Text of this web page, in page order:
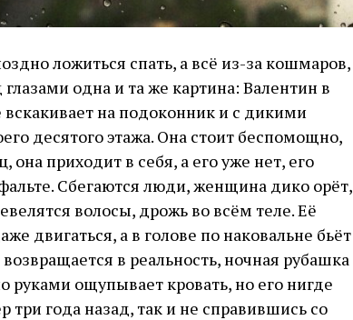
ложиться спать, а всё из-за кошмаров,
одна и та же картина: Валентин в
на подоконник и с дикими
десятого этажа. Она стоит беспомощно,
она приходит в себя, а его уже нет, его
Сбегаются люди, женщина дико орёт,
волосы, дрожь во всём теле. Её
двигаться, а в голове по наковальне бьёт
в реальность, ночная рубашка
руками ощупывает кровать, но его нигде
три года назад, так и не справившись со